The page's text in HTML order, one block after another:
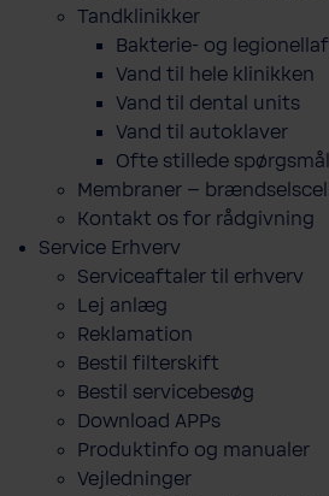
Tandklinikker
Bakterie-​ og
Vand til hele klinikken
Vand til dental units
Vand til autoklaver
Ofte stillede spørgsmål
Membraner –
Kontakt os for rådgivning
Service Erhverv
Serviceaftaler til erhverv
Lej anlæg
Reklamation
Bestil filterskift
Bestil servicebesøg
Download APPs
Produktinfo og manualer
Vejledninger